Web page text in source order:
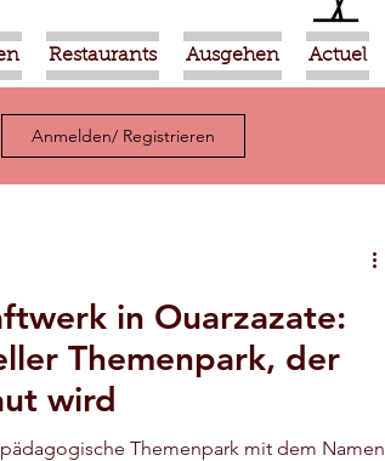
Restaurants Ausgehen Actuel
Anmelden/ Registrieren
in Ouarzazate:
Themenpark, der
wird
Themenpark mit dem Namen